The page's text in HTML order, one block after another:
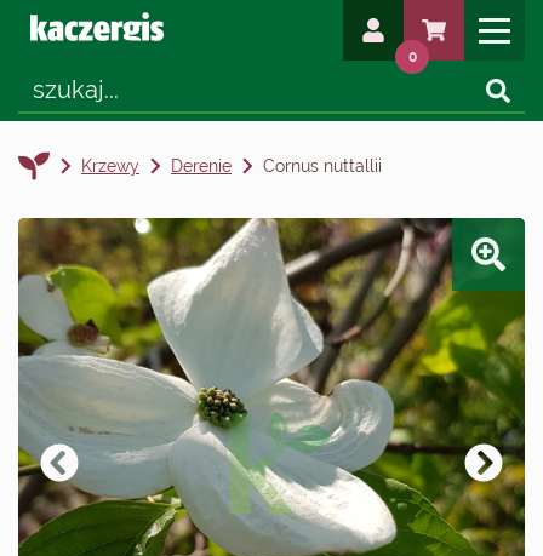
0
Krzewy Derenie Cornus nuttallii